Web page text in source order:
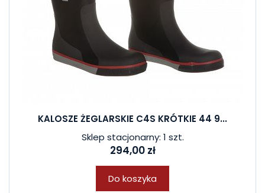
KALOSZE ŻEGLARSKIE C4S KRÓTKIE 44 9...
Sklep stacjonarny: 1 szt.
294,00 zł
Do koszyka